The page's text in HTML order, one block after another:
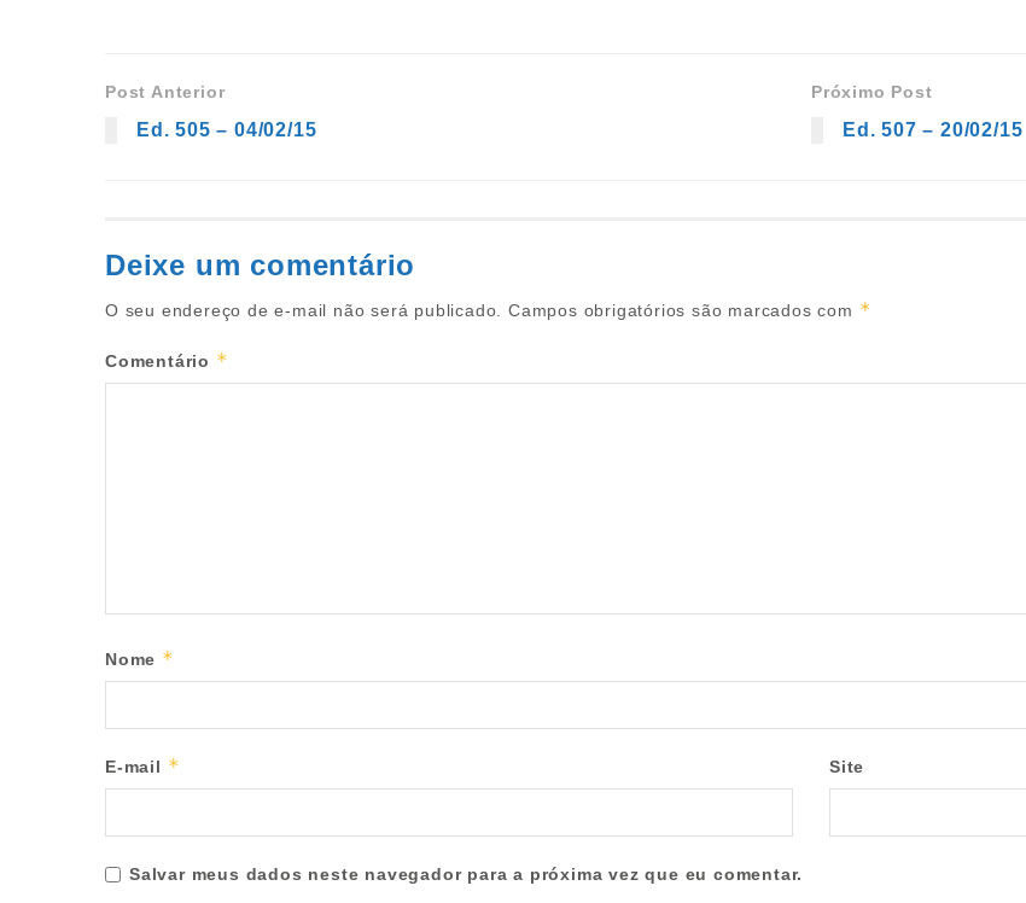
Post Anterior
Ed. 505 – 04/02/15
Próximo Post
Ed. 507 – 20/02/15
Deixe um comentário
O seu endereço de e-mail não será publicado. Campos obrigatórios são marcados com *
Comentário *
Nome *
E-mail * Site
Salvar meus dados neste navegador para a próxima vez que eu comentar.